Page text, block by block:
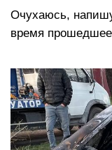
Очухаюсь,
время прошедшее